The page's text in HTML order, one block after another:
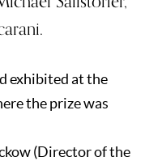
exhibited at the
the prize was
(Director of the